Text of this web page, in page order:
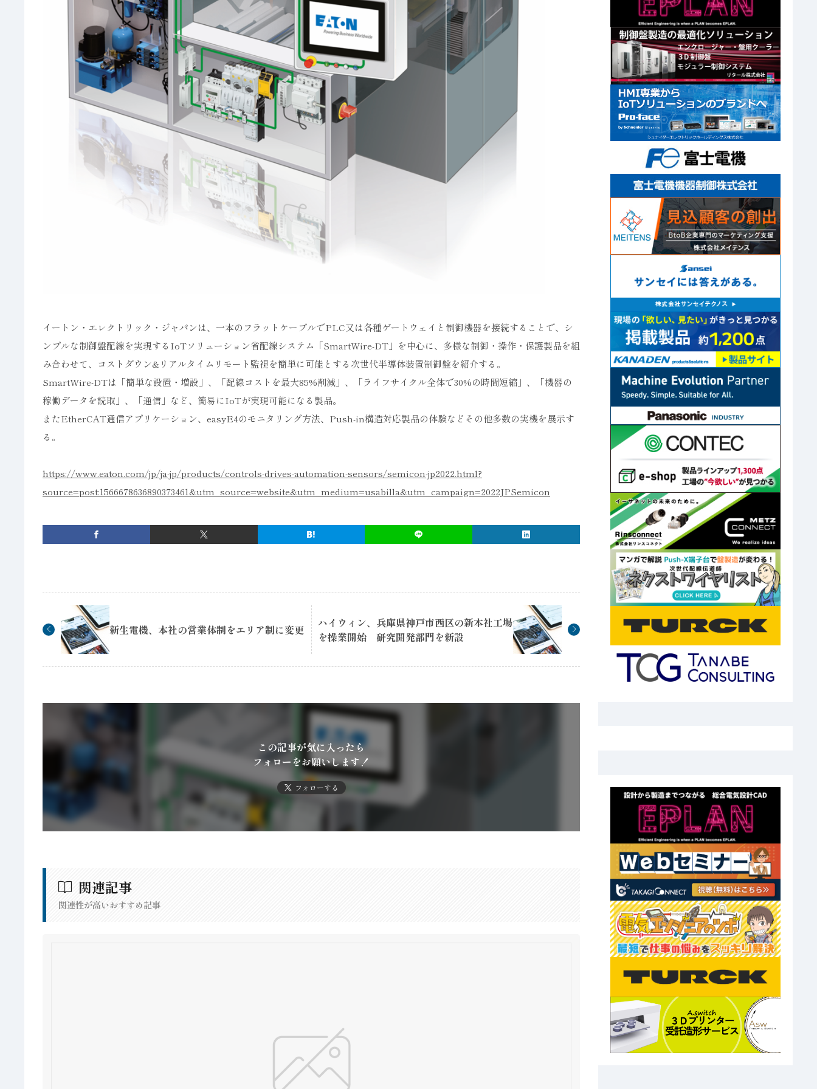
イートン・エレクトリック・ジャパンは、一本のフラットケーブルでPLC又は各種ゲートウェイと制御機器を接続することで、シ
ンプルな制御盤配線を実現するIoTソリューション省配線システム「SmartWire-DT」を中心に、多様な制御・操作・保護製品を組
み合わせて、コストダウン&リアルタイムリモート監視を簡単に可能とする次世代半導体装置制御盤を紹介する。
SmartWire-DTは「簡単な設置・増設」、「配線コストを最大85%削減」、「ライフサイクル全体で30%の時間短縮」、「機器の
稼働データを読取」、「通信」など、簡易にIoTが実現可能になる製品。
またEtherCAT通信アプリケーション、easyE4のモニタリング方法、Push-in構造対応製品の体験などその他多数の実機を展示す
る。
https://www.eaton.com/jp/ja-jp/products/controls-drives-automation-sensors/semicon-jp2022.html?
source=post:1566678636890373461&utm_source=website&utm_medium=usabilla&utm_campaign=2022JPSemicon
新生電機、本社の営業体制をエリア制に変更
ハイウィン、兵庫県神戸市西区の新本社工場
を操業開始 研究開発部門を新設
この記事が気に入ったら
フォローをお願いします！
フォローする
関連記事
関連性が高いおすすめ記事